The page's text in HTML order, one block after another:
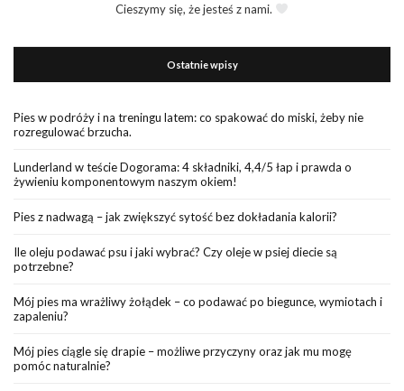
Cieszymy się, że jesteś z nami.
Ostatnie wpisy
Pies w podróży i na treningu latem: co spakować do miski, żeby nie
rozregulować brzucha.
Lunderland w teście Dogorama: 4 składniki, 4,4/5 łap i prawda o
żywieniu komponentowym naszym okiem!
Pies z nadwagą – jak zwiększyć sytość bez dokładania kalorii?
Ile oleju podawać psu i jaki wybrać? Czy oleje w psiej diecie są
potrzebne?
Mój pies ma wrażliwy żołądek – co podawać po biegunce, wymiotach i
zapaleniu?
Mój pies ciągle się drapie – możliwe przyczyny oraz jak mu mogę
pomóc naturalnie?